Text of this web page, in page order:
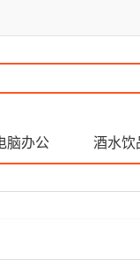
脑办公 酒水饮